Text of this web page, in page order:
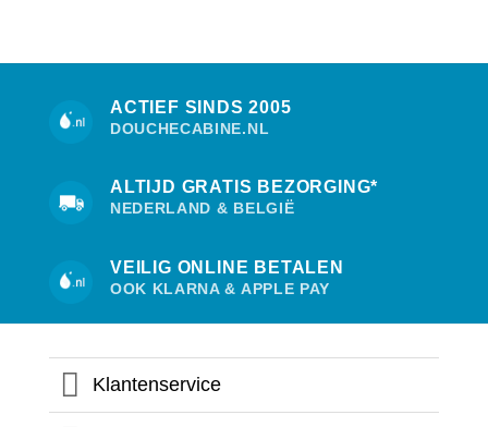
ACTIEF SINDS 2005
DOUCHECABINE.NL
ALTIJD GRATIS BEZORGING*
NEDERLAND & BELGIË
VEILIG ONLINE BETALEN
OOK KLARNA & APPLE PAY
Klantenservice